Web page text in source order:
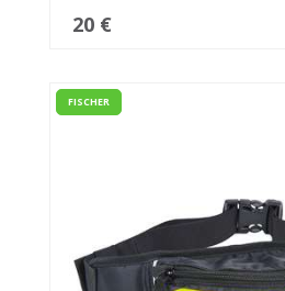
20 €
FISCHER